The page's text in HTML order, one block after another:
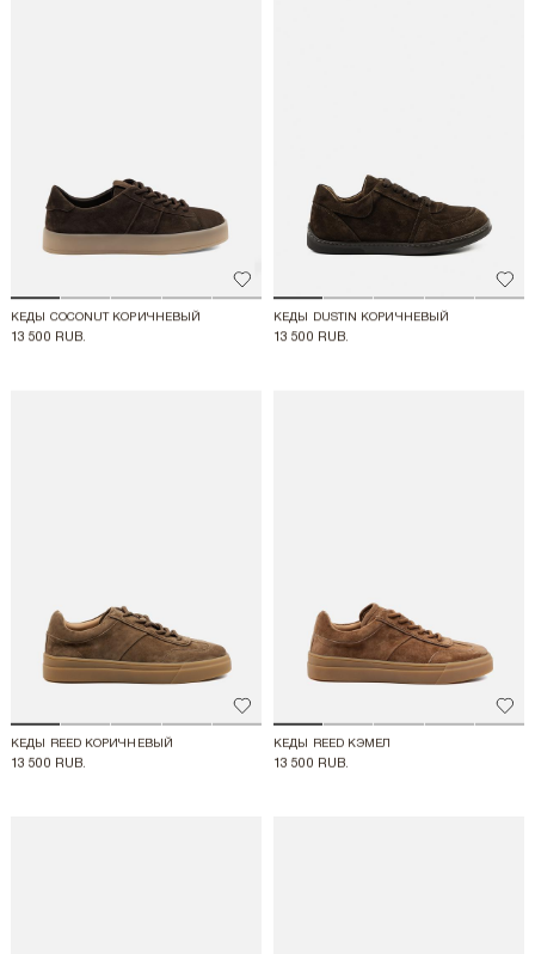
Добавить в избранное
КЕДЫ COCONUT КОРИЧНЕВЫЙ
13 500 RUB.
КЕДЫ DUSTIN КОРИЧНЕВЫЙ
13 500 RUB.
Добавить в избранное
КЕДЫ REED КОРИЧНЕВЫЙ
13 500 RUB.
КЕДЫ REED КЭМЕЛ
13 500 RUB.